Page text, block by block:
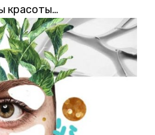
красоты…